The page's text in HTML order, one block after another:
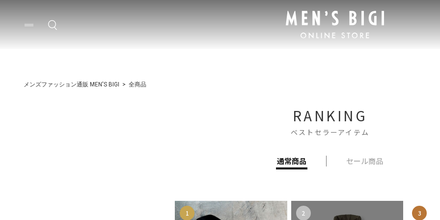
メンズファッション通販 MEN'S BIGI 全商品
RANKING
ベストセラーアイテム
通常商品 セール商品
1 2 3